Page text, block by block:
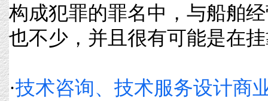
构成犯罪的罪名中，与船舶
也不少，并且很有可能是在
·技术咨询、技术服务设计商